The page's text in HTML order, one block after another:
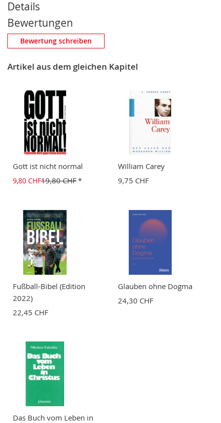
Details
Bewertungen
Eigene Bewertung schreiben
Nickname
Zusammenfassung
Bewertung
Bewertung schreiben
Artikel aus dem gleichen Kapitel
Gott ist nicht normal
9,80 CHF19,80 CHF
William Carey
9,75 CHF
Fußball-Bibel (Edition
2022)
22,45 CHF
Glauben ohne Dogma
24,30 CHF
Das Buch vom Leben in